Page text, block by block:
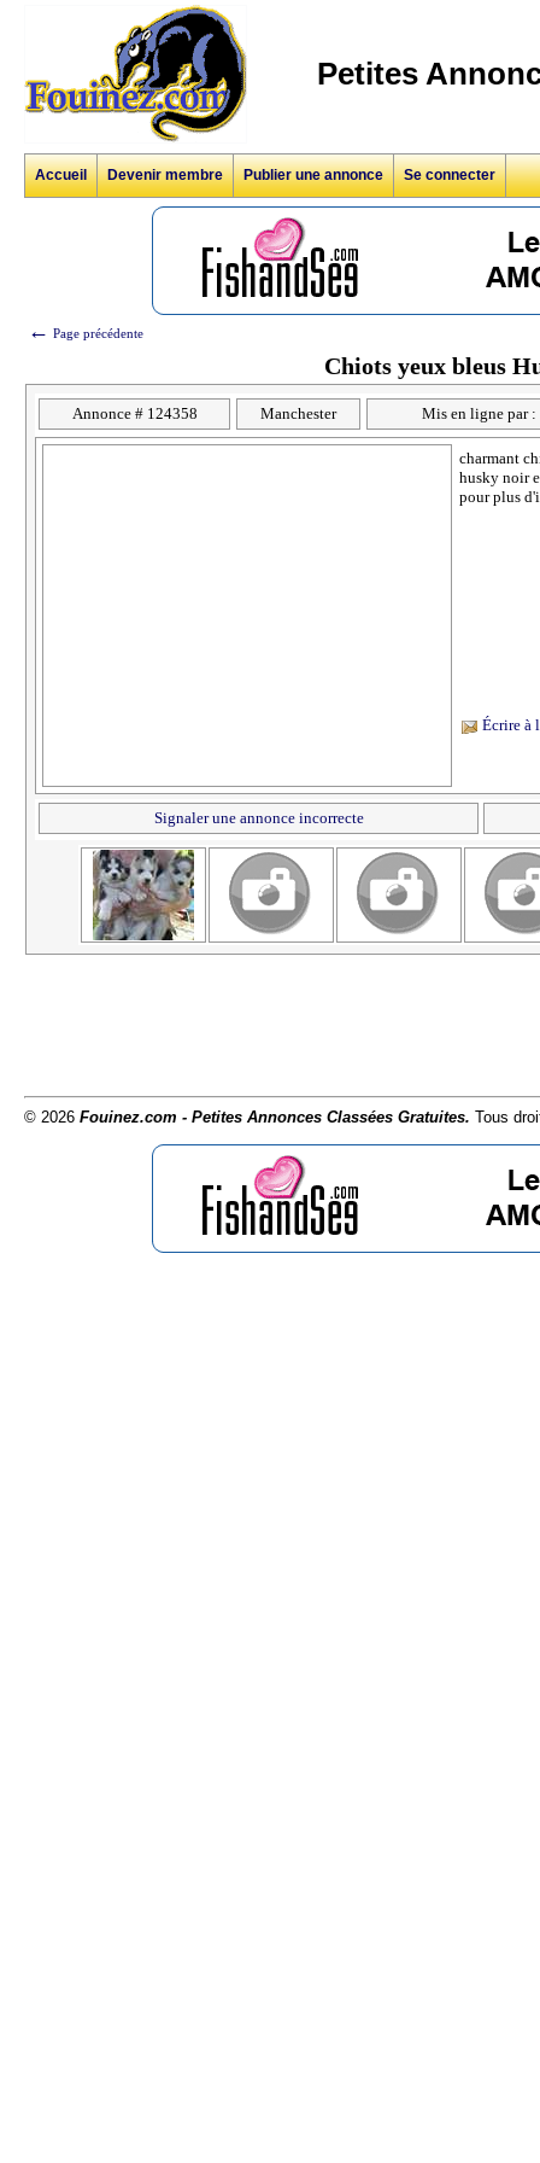
Petites
Accueil Devenir membre Publier une annonce Se connecter
← Page précédente
Chiots yeux bleus
Annonce # 124358 Manchester Mis en ligne par
charmant
husky noir
pour plus
Écrire à
Signaler une annonce incorrecte
© 2026 Fouinez.com - Petites Annonces Classées Gratuites. Tous